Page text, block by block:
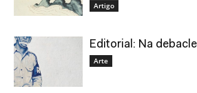
Artigo
Editorial: Na
Arte